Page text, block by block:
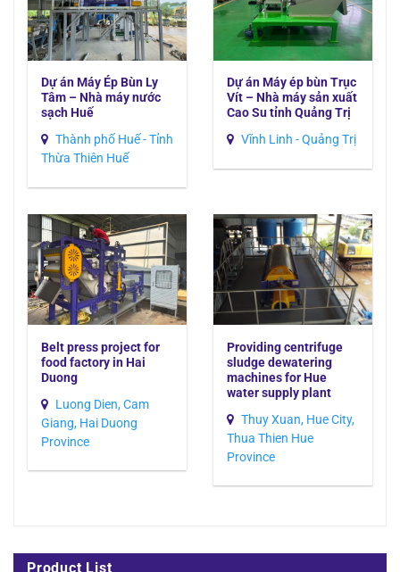
Dự án Máy Ép Bùn Ly
Tâm – Nhà máy nước
sạch Huế
Thành phố Huế - Tỉnh
Thừa Thiên Huế
Dự án Máy ép bùn Trục
Vít – Nhà máy sản xuất
Cao Su tỉnh Quảng Trị
Vĩnh Linh - Quảng Trị
Belt press project for
food factory in Hai
Duong
Luong Dien, Cam
Giang, Hai Duong
Province
Providing centrifuge
sludge dewatering
machines for Hue
water supply plant
Thuy Xuan, Hue City,
Thua Thien Hue
Province
Product List